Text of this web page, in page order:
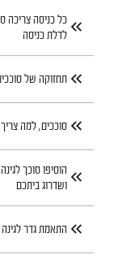
כל כניסה צריכה
לדלת כניסה
תחזוקה של
סוככים, למה
הוסיפו סוכך
ושדרוג ביתכם
התאמת גדר